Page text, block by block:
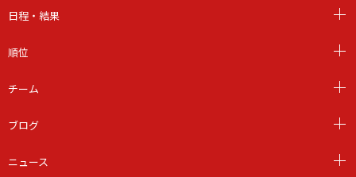
日程・結果
順位
チーム
ブログ
ニュース